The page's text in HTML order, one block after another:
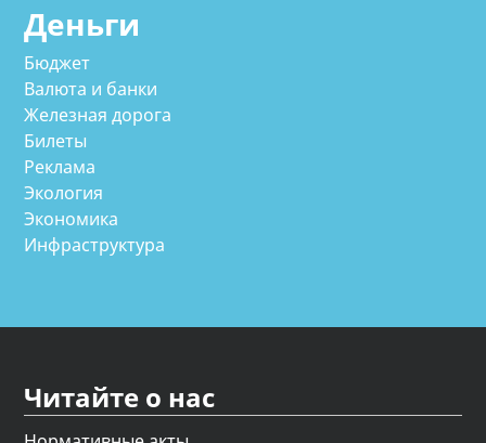
Деньги
Бюджет
Валюта и банки
Железная дорога
Билеты
Реклама
Экология
Экономика
Инфраструктура
Читайте о нас